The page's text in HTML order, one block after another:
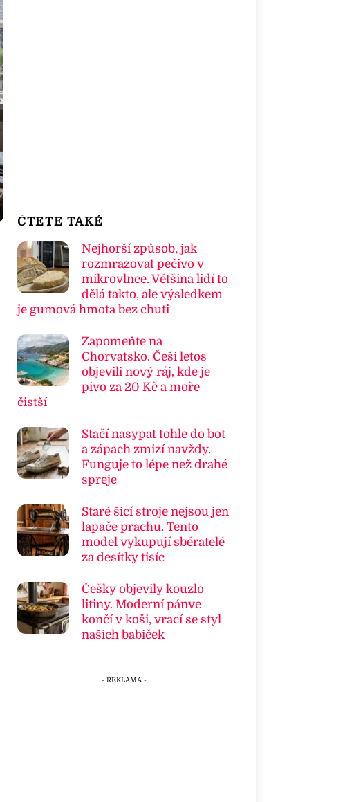
ČTETE TAKÉ
Nejhorší způsob, jak
rozmrazovat pečivo v
mikrovlnce. Většina lidí to
dělá takto, ale výsledkem
je gumová hmota bez chuti
Zapomeňte na
Chorvatsko. Češi letos
objevili nový ráj, kde je
pivo za 20 Kč a moře
čistší
Stačí nasypat tohle do bot
a zápach zmizí navždy.
Funguje to lépe než drahé
spreje
Staré šicí stroje nejsou jen
lapače prachu. Tento
model vykupují sběratelé
za desítky tisíc
Češky objevily kouzlo
litiny. Moderní pánve
končí v koši, vrací se styl
našich babiček